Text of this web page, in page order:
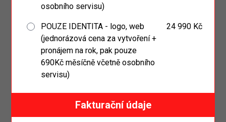
osobního servisu)
POUZE IDENTITA - logo, web
(jednorázová cena za vytvoření +
pronájem na rok, pak pouze
690Kč měsíčně včetně osobního
servisu)
24 990 Kč
Fakturační údaje